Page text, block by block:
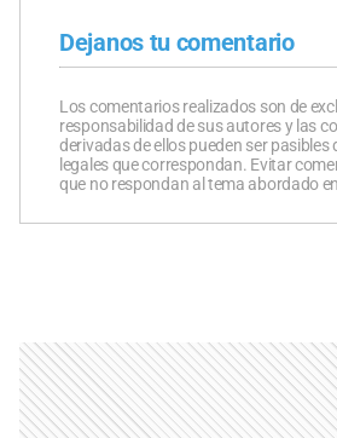
Dejanos tu comentario
Los comentarios realizados son de
responsabilidad de sus autores y las
derivadas de ellos pueden ser pasibles
legales que correspondan. Evitar
que no respondan al tema abordado